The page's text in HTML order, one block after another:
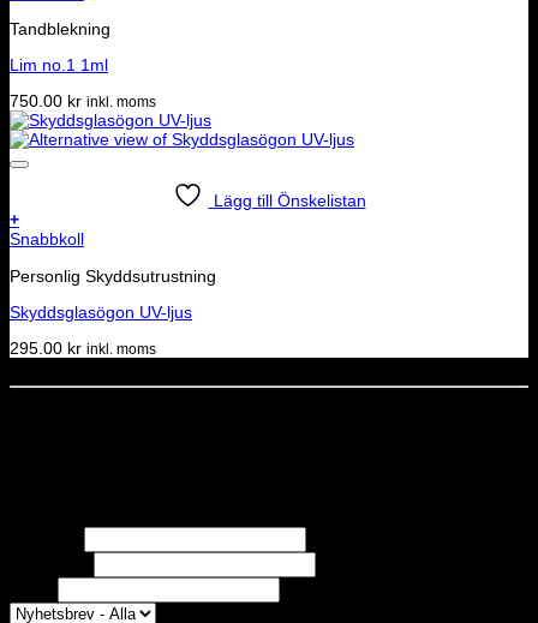
Tandblekning
Lim no.1 1ml
750.00 kr inkl. moms
Lägg till Önskelistan
+
Snabbkoll
Personlig Skyddsutrustning
Skyddsglasögon UV-ljus
295.00 kr inkl. moms